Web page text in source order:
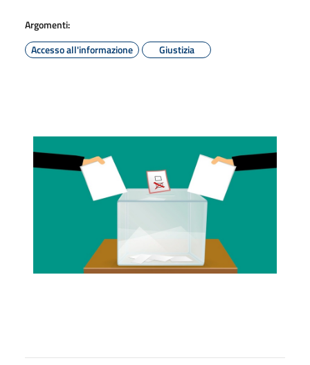
Argomenti:
Accesso all'informazione
Giustizia